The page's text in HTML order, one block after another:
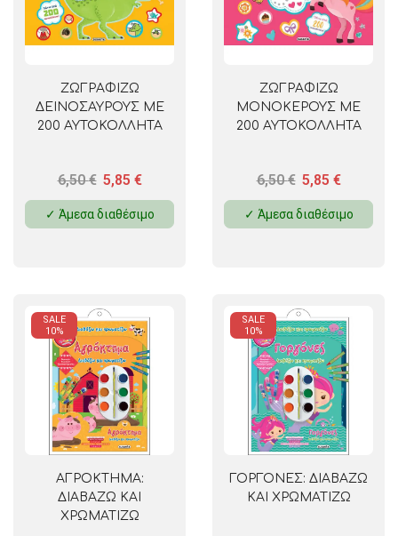
ΖΩΓΡΑΦΙΖΩ
ΔΕΙΝΟΣΑΥΡΟΥΣ ΜΕ
200 ΑΥΤΟΚΟΛΛΗΤΑ
6,50€ 5,85 €
✓ Άμεσα διαθέσιμο
ΖΩΓΡΑΦΙΖΩ
ΜΟΝΟΚΕΡΟΥΣ ΜΕ
200 ΑΥΤΟΚΟΛΛΗΤΑ
6,50€ 5,85 €
✓ Άμεσα διαθέσιμο
SALE
10%
ΑΓΡΟΚΤΗΜΑ:
ΔΙΑΒΑΖΩ ΚΑΙ
ΧΡΩΜΑΤΙΖΩ
SALE
10%
ΓΟΡΓΟΝΕΣ: ΔΙΑΒΑΖΩ
ΚΑΙ ΧΡΩΜΑΤΙΖΩ